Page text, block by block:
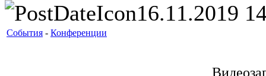
16.11.2019
События - Конференции